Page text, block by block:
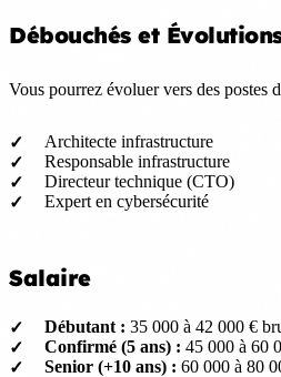
Débouchés et
Vous pourrez évoluer vers des postes
Architecte infrastructure
Responsable infrastructure
Directeur technique (CTO)
Expert en cybersécurité
Salaire
Débutant : 35 000 à 42 000 €
Confirmé (5 ans) : 45 000 à 60
Senior (+10 ans) : 60 000 à 80